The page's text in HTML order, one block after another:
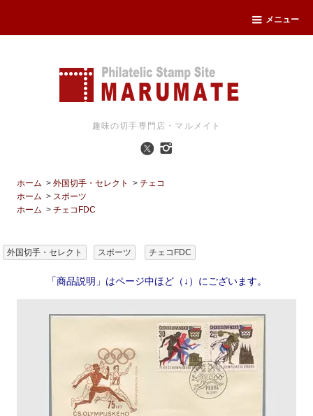
メニュー
趣味の切手専門店・マルメイト
ホーム >外国切手・セレクト >チェコ
ホーム > スポーツ
ホーム >チェコFDC
外国切手・セレクト スポーツ チェコFDC
「商品説明」はページ中ほど（↓）にございます。